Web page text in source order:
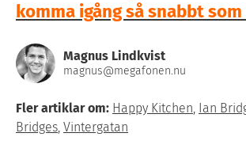
komma igång så snabbt
Magnus Lindkvist
magnus@megafonen.nu
Fler artiklar om: Happy Kitchen, Ian
Bridges, Vintergatan